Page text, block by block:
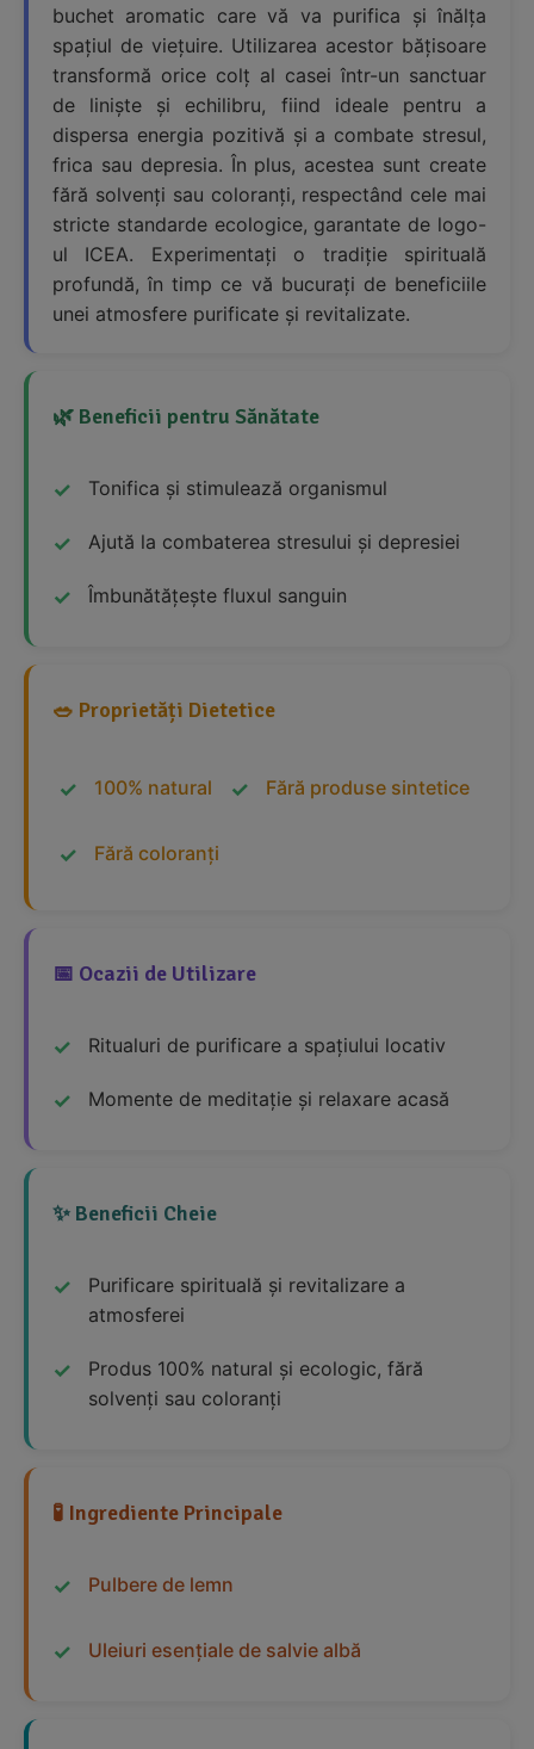
buchet aromatic care vă va purifica și înălța
spațiul de viețuire. Utilizarea acestor bățisoare
transformă orice colț al casei într-un sanctuar
de liniște și echilibru, fiind ideale pentru a
dispersa energia pozitivă și a combate stresul,
frica sau depresia. În plus, acestea sunt create
fără solvenți sau coloranți, respectând cele mai
stricte standarde ecologice, garantate de logo-
ul ICEA. Experimentați o tradiție spirituală
profundă, în timp ce vă bucurați de beneficiile
unei atmosfere purificate și revitalizate.
🌿 Beneficii pentru Sănătate
Tonifica și stimulează organismul
Ajută la combaterea stresului și depresiei
Îmbunătățește fluxul sanguin
🥗 Proprietăți Dietetice
100% natural Fără produse sintetice
Fără coloranți
📅 Ocazii de Utilizare
Ritualuri de purificare a spațiului locativ
Momente de meditație și relaxare acasă
✨ Beneficii Cheie
Purificare spirituală și revitalizare a
atmosferei
Produs 100% natural și ecologic, fără
solvenți sau coloranți
🧪 Ingrediente Principale
Pulbere de lemn
Uleiuri esențiale de salvie albă